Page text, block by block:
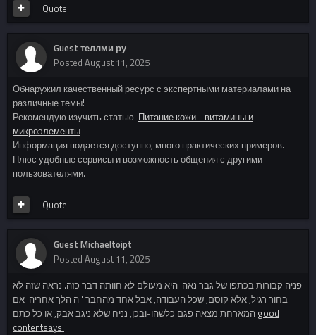
Quote
Guest теллми ру
Posted August 11, 2025
Обнаружил качественный ресурс с экспертными материалами на
различные темы!
Рекомендую изучить статью: Питание кожи - витамины и
микроэлементы
Информация подается доступно, много практических примеров.
Плюс удобные сервисы и возможность общения с другими
пользователями.
Quote
Guest Michaeltoipt
Posted August 11, 2025
פניה קבורות בכתפו של גבר נאה. היא מעולם לא חוותה דבר כזה. נראה שזה לא
בחור רגיל, אלא קוסם, שכל העבודה, אבל אחד מהחבר ' ה הלך אחריה. אם
good
contentsays: